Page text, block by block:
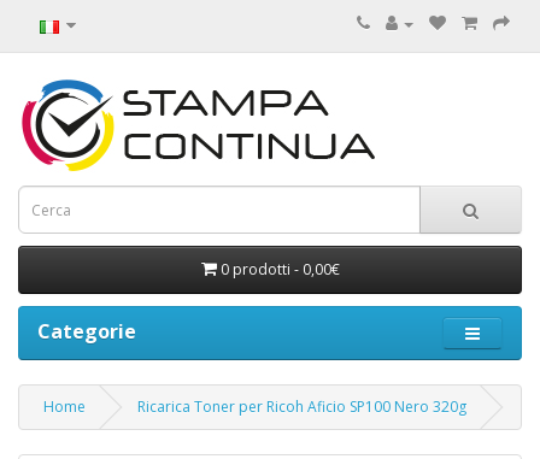
0 prodotti - 0,00€
Categorie
Home Ricarica Toner per Ricoh Aficio SP100 Nero 320g